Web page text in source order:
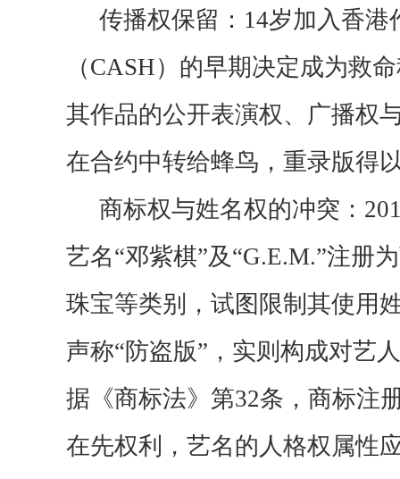
传播权保留： 14岁加入香港
（CASH）的早期决定成为救
其作品的公开表演权、广播权
在合约中转给蜂鸟，重录版得
商标权与姓名权的冲突：
艺名“邓紫棋”及“G.E.M.”注册
珠宝等类别，试图限制其使用
声称“防盗版”，实则构成对艺
据《商标法》第32条，商标注
在先权利，艺名的人格权属性